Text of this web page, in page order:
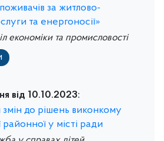
за житлово-
та енергоносії»
економіки та промисловості
від 10.10.2023:
до рішень виконкому
районної у місті ради